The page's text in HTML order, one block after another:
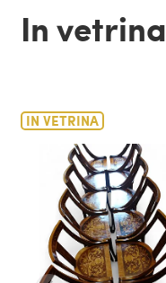
In vetrina
IN VETRINA